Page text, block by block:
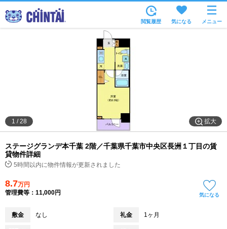
沿線・駅から
住所から
家賃相場から
通勤通学時間から
不動産会社から
TOP
閲覧履歴 気になる メニュー
拡大
1 /28
ステージグランデ本千葉 2階／千葉県千葉市中央区長洲１丁目の賃
貸物件詳細
5時間以内に物件情報が更新されました
8.7万円
管理費等：11,000円
気になる
敷金 なし 礼金 1ヶ月